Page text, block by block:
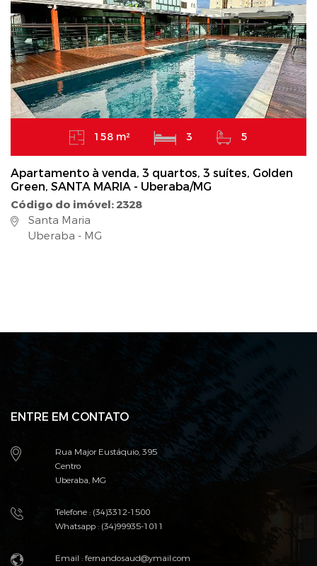
158 m² 3 5
Apartamento à venda, 3 quartos, 3 suítes, Golden
Green, SANTA MARIA - Uberaba/MG
Código do imóvel: 2328
Santa Maria
Uberaba - MG
ENTRE EM CONTATO
Rua Major Eustáquio, 395
Centro
Uberaba, MG
Telefone : (34)3312-1500
Whatsapp : (34)99935-1011
Email :fernandosaud@ymail.com